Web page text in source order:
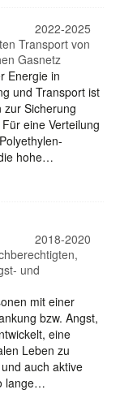
2022-2025
Transport von
Gasnetz
Energie in
und Transport ist
Sicherung
eine Verteilung
hohe…
2018-2020
und
mit einer
bzw. Angst,
eine
Leben zu
auch aktive
lange…